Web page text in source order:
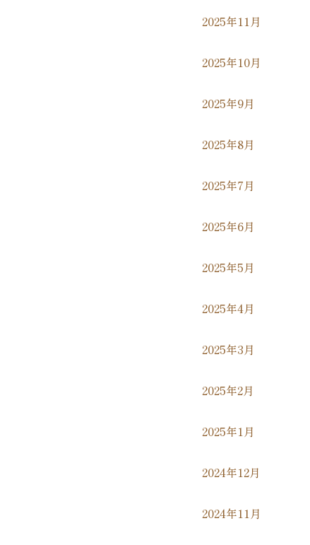
2025年11月
2025年10月
2025年9月
2025年8月
2025年7月
2025年6月
2025年5月
2025年4月
2025年3月
2025年2月
2025年1月
2024年12月
2024年11月